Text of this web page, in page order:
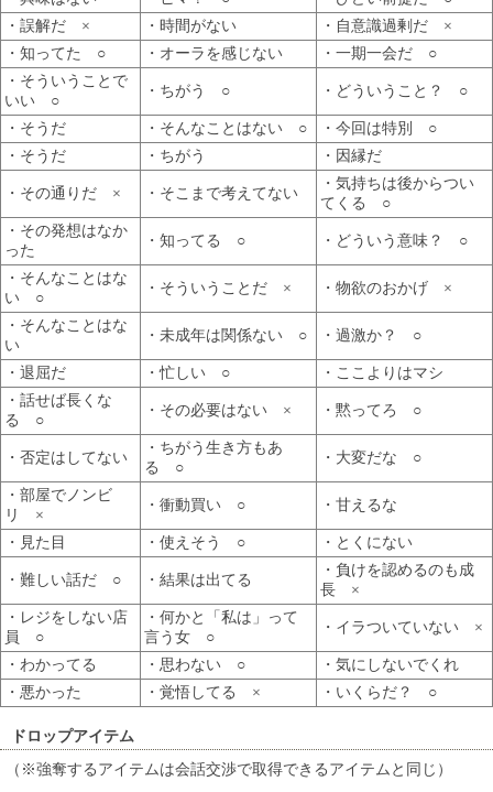
・誤解だ ×
・時間がない
・自意識過剰だ ×
・知ってた ○
・オーラを感じない
・一期一会だ ○
・そういうことで
いい ○
・ちがう ○ ・どういうこと？ ○
・そうだ ・そんなことはない ○
・今回は特別 ○
・そうだ
・ちがう ・因縁だ
・その通りだ × ・そこまで考えてない
・気持ちは後からつい
てくる ○
・その発想はなか
った
・知ってる ○ ・どういう意味？ ○
・そんなことはな
い ○
・そういうことだ × ・物欲のおかげ ×
・そんなことはな
い
・未成年は関係ない ○ ・過激か？ ○
・退屈だ ・忙しい ○
・ここよりはマシ
・話せば長くな
る ○
・その必要はない × ・黙ってろ ○
・否定はしてない
・ちがう生き方もあ
る ○
・大変だな ○
・部屋でノンビ
リ ×
・衝動買い ○ ・甘えるな
・見た目 ・使えそう ○ ・とくにない
・難しい話だ ○ ・結果は出てる
・負けを認めるのも成
長 ×
・レジをしない店
員 ○
・何かと「私は」って
言う女 ○
・イラついていない ×
・わかってる ・思わない ○
・気にしないでくれ
・悪かった
・覚悟してる × ・いくらだ？ ○
ドロップアイテム
（※強奪するアイテムは会話交渉で取得できるアイテムと同じ）